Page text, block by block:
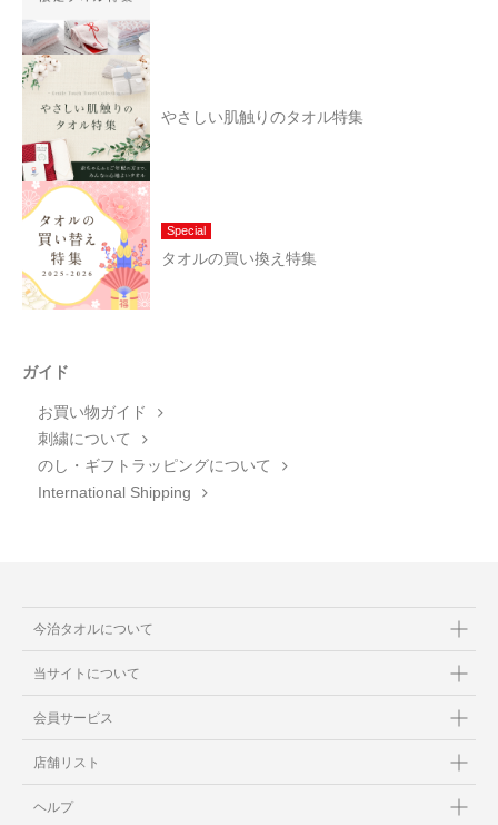
やさしい肌触りのタオル特集
Special
タオルの買い換え特集
ガイド
お買い物ガイド
刺繍について
のし・ギフトラッピングについて
International Shipping
今治タオルについて
当サイトについて
会員サービス
店舗リスト
ヘルプ